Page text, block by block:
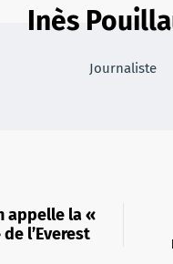
Inès
Journaliste
appelle la «
l’Everest